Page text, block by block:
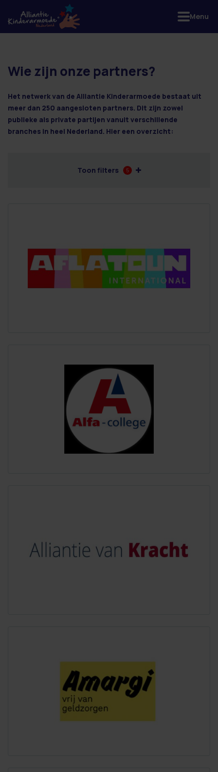
57 resultaten
Wie zijn onze partners?
Het netwerk van de Alliantie Kinderarmoede bestaat uit
meer dan 250 aangesloten partners. Dit zijn zowel
publieke als private partijen vanuit verschillende
branches in heel Nederland. Hier een overzicht:
Toon filters 5
Menu